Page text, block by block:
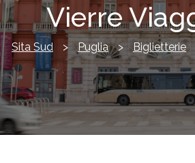
Vierre
Sita Sud > Puglia > Biglietterie